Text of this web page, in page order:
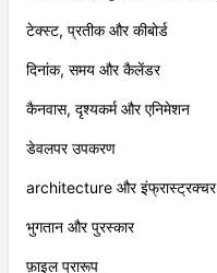
टेक्स्ट, प्रतीक और कीबोर्ड
दिनांक, समय और कैलेंडर
कैनवास, दृश्यकर्म और एनिमेशन
डेवलपर उपकरण
architecture और इंफ्रास्ट्रक्चर
भुगतान और पुरस्कार
फ़ाइल प्रारूप